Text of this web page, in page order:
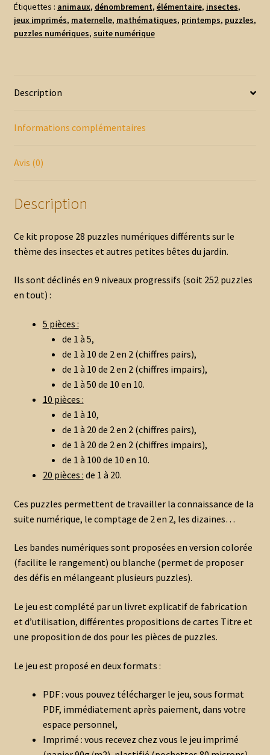
Étiquettes : animaux, dénombrement, élémentaire, insectes,
jeux imprimés, maternelle, mathématiques, printemps, puzzles,
puzzles numériques, suite numérique
Description
Informations complémentaires
Avis (0)
Description
Ce kit propose 28 puzzles numériques différents sur le
thème des insectes et autres petites bêtes du jardin.
Ils sont déclinés en 9 niveaux progressifs (soit 252 puzzles
en tout) :
5 pièces :
de 1 à 5,
de 1 à 10 de 2 en 2 (chiffres pairs),
de 1 à 10 de 2 en 2 (chiffres impairs),
de 1 à 50 de 10 en 10.
10 pièces :
de 1 à 10,
de 1 à 20 de 2 en 2 (chiffres pairs),
de 1 à 20 de 2 en 2 (chiffres impairs),
de 1 à 100 de 10 en 10.
20 pièces : de 1 à 20.
Ces puzzles permettent de travailler la connaissance de la
suite numérique, le comptage de 2 en 2, les dizaines…
Les bandes numériques sont proposées en version colorée
(facilite le rangement) ou blanche (permet de proposer
des défis en mélangeant plusieurs puzzles).
Le jeu est complété par un livret explicatif de fabrication
et d’utilisation, différentes propositions de cartes Titre et
une proposition de dos pour les pièces de puzzles.
Le jeu est proposé en deux formats :
PDF : vous pouvez télécharger le jeu, sous format
PDF, immédiatement après paiement, dans votre
espace personnel,
Imprimé : vous recevez chez vous le jeu imprimé